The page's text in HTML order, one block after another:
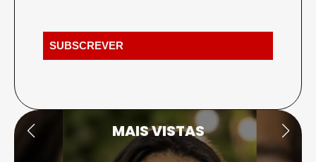
MAIS VISTAS